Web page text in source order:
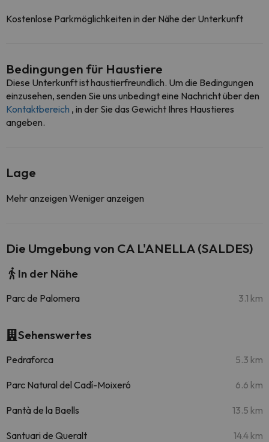
Kostenlose Parkmöglichkeiten in der Nähe der Unterkunft
Bedingungen für Haustiere
Diese Unterkunft ist haustierfreundlich. Um die Bedingungen
einzusehen, senden Sie uns unbedingt eine Nachricht über den
Kontaktbereich , in der Sie das Gewicht Ihres Haustieres
angeben.
Lage
Mehr anzeigen Weniger anzeigen
Die Umgebung von CA L'ANELLA (SALDES)
In der Nähe
Parc de Palomera 3.1 km
Sehenswertes
Pedraforca 5.3 km
Parc Natural del Cadí-Moixeró 6.6 km
Pantà de la Baells 13.5 km
Santuari de Queralt 14.4 km